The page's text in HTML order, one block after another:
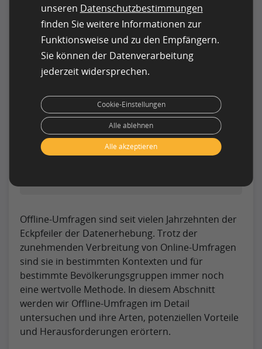
Funktionen mit Bedacht ein, um das
Umfrageerlebnis zu verbessern und nicht
abzuschwächen.
Wenn Sie die besprochenen Schlüsselpunkte
beachten, können Sie die Vorteile von Online-
Offline-Befragungen –
Überblick
Offline-Umfragen sind seit vielen Jahrzehnten der
Eckpfeiler der Datenerhebung. Trotz der
zunehmenden Verbreitung von Online-Umfragen
sind sie in bestimmten Kontexten und für
bestimmte Bevölkerungsgruppen immer noch
eine wertvolle Methode. In diesem Abschnitt
werden wir Offline-Umfragen im Detail
untersuchen und ihre Arten, potenziellen Vorteile
und Herausforderungen erörtern.
unseren Datenschutzbestimmungen
finden Sie weitere Informationen zur
Funktionsweise und zu den Empfängern.
Sie können der Datenverarbeitung
jederzeit widersprechen.
Alle akzeptieren
Alle ablehnen
Cookie-Einstellungen